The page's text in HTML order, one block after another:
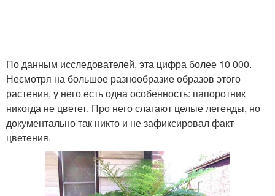
По данным исследователей, эта цифра более 10 000.
Несмотря на большое разнообразие образов этого
растения, у него есть одна особенность: папоротник
никогда не цветет. Про него слагают целые легенды, но
документально так никто и не зафиксировал факт
цветения.